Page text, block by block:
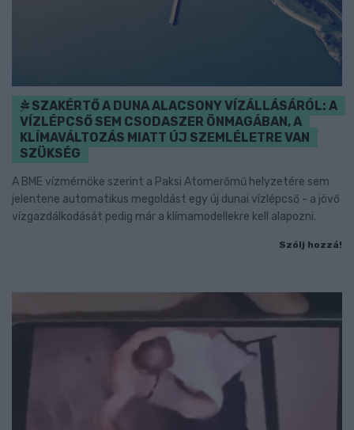
SZAKÉRTŐ A DUNA ALACSONY VÍZÁLLÁSÁRÓL: A
VÍZLÉPCSŐ SEM CSODASZER ÖNMAGÁBAN, A
KLÍMAVÁLTOZÁS MIATT ÚJ SZEMLÉLETRE VAN
SZÜKSÉG
A BME vízmérnöke szerint a Paksi Atomerőmű helyzetére sem
jelentene automatikus megoldást egy új dunai vízlépcső - a jövő
vízgazdálkodását pedig már a klímamodellekre kell alapozni.
Szólj hozzá!